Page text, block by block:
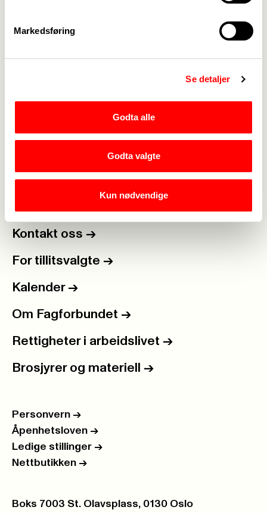
Markedsføring
Se detaljer
Godta alle
Godta valgte
Kun nødvendige
Illustrasjon: Ørjan Jensen
Medlemskap ->
Lønn og tariff
Kontakt oss ->
For tillitsvalgte ->
Kalender ->
Om Fagforbundet ->
Rettigheter i arbeidslivet ->
Brosjyrer og materiell ->
Personvern ->
Åpenhetsloven ->
Ledige stillinger ->
Nettbutikken ->
Postboks:
Boks 7003 St. Olavsplass, 0130 Oslo